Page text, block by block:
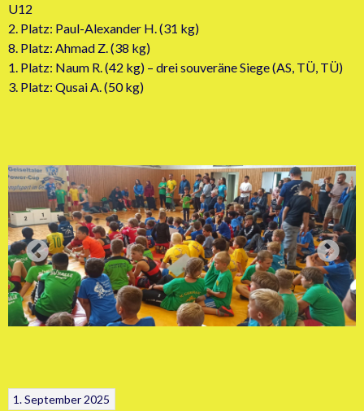
U12
2. Platz: Paul-Alexander H. (31 kg)
8. Platz: Ahmad Z. (38 kg)
1. Platz: Naum R. (42 kg) – drei souveräne Siege (AS, TÜ, TÜ)
3. Platz: Qusai A. (50 kg)
1. September 2025